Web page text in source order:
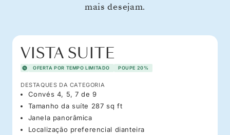
mais desejam.
VISTA SUITE
OFERTA POR TEMPO LIMITADO POUPE 20%
DESTAQUES DA CATEGORIA
Convés 4, 5, 7 de 9
Tamanho da suíte 287 sq ft
Janela panorâmica
Localização preferencial dianteira